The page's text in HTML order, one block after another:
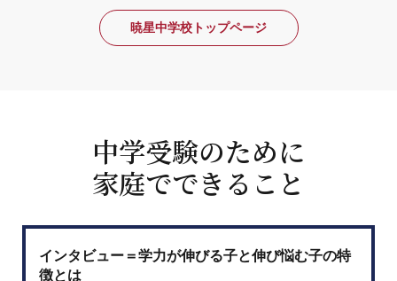
暁星中学校トップページ
中学受験のために
家庭でできること
インタビュー＝学力が伸びる子と伸び悩む子の特
徴とは